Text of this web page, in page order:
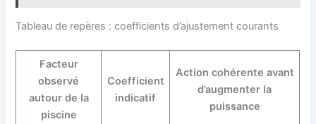
Tableau de repères : coefficients d’ajustement courants
Facteur
observé
autour de la
piscine
Coefficient
indicatif
Action cohérente avant
d’augmenter la
puissance